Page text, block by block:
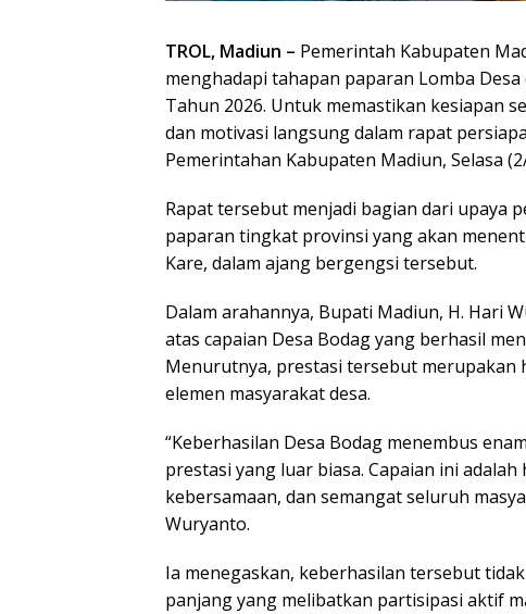
TROL, Madiun – Pemerintah Kabupaten
menghadapi tahapan paparan Lomba
Tahun 2026. Untuk memastikan kesiapan
dan motivasi langsung dalam rapat
Pemerintahan Kabupaten Madiun, Selasa
Rapat tersebut menjadi bagian dari upaya
paparan tingkat provinsi yang akan
Kare, dalam ajang bergengsi tersebut.
Dalam arahannya, Bupati Madiun, H. Hari
atas capaian Desa Bodag yang berhasil
Menurutnya, prestasi tersebut merupakan
elemen masyarakat desa.
“Keberhasilan Desa Bodag menembus
prestasi yang luar biasa. Capaian ini
kebersamaan, dan semangat seluruh
Wuryanto.
Ia menegaskan, keberhasilan tersebut
panjang yang melibatkan partisipasi aktif